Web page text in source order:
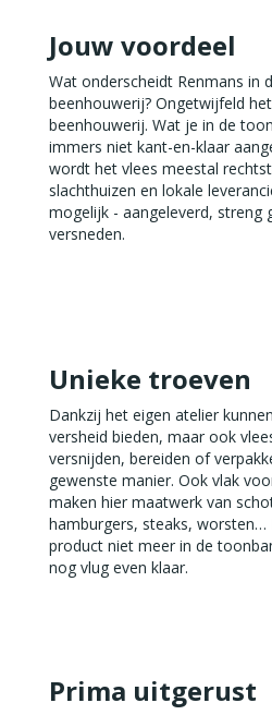
Jouw voordeel
Wat onderscheidt Renmans in
beenhouwerij? Ongetwijfeld
beenhouwerij. Wat je in de
immers niet kant-en-klaar
wordt het vlees meestal
slachthuizen en lokale
mogelijk - aangeleverd, streng
versneden.
Unieke troeven
Dankzij het eigen atelier
versheid bieden, maar ook
versnijden, bereiden of
gewenste manier. Ook vlak
maken hier maatwerk van
hamburgers, steaks, worsten…
product niet meer in de
nog vlug even klaar.
Prima uitgerust